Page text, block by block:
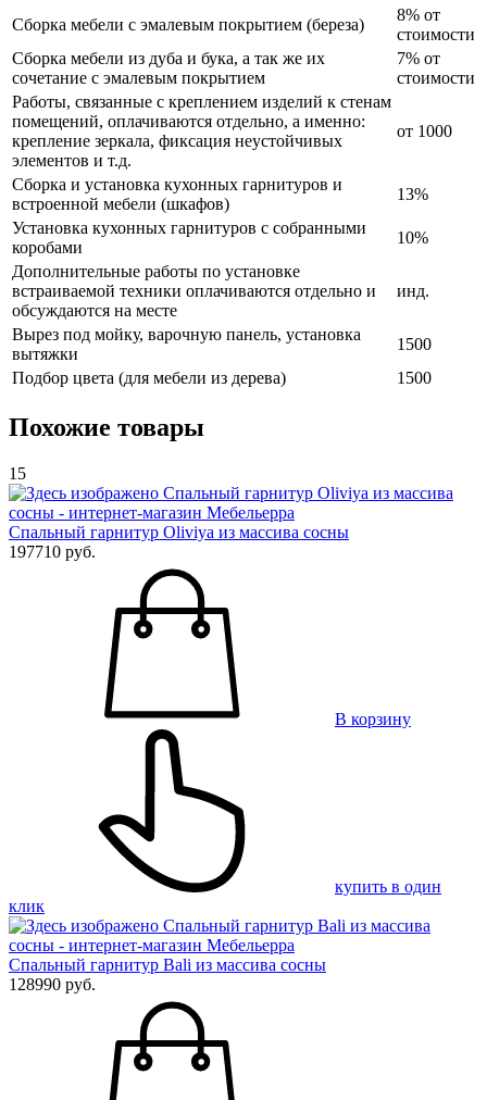
Сборка мебели с эмалевым покрытием (береза)
8% от
стоимости
Сборка мебели из дуба и бука, а так же их
сочетание с эмалевым покрытием
7% от
стоимости
Работы, связанные с креплением изделий к стенам
помещений, оплачиваются отдельно, а именно:
крепление зеркала, фиксация неустойчивых
элементов и т.д.
от 1000
Сборка и установка кухонных гарнитуров и
встроенной мебели (шкафов)
13%
Установка кухонных гарнитуров с собранными
коробами
10%
Дополнительные работы по установке
встраиваемой техники оплачиваются отдельно и
обсуждаются на месте
инд.
Вырез под мойку, варочную панель, установка
вытяжки
1500
Подбор цвета (для мебели из дерева)
1500
Похожие товары
15
Спальный гарнитур Oliviya из массива сосны
197710 руб.
В корзину
купить в один
клик
Спальный гарнитур Bali из массива сосны
128990 руб.